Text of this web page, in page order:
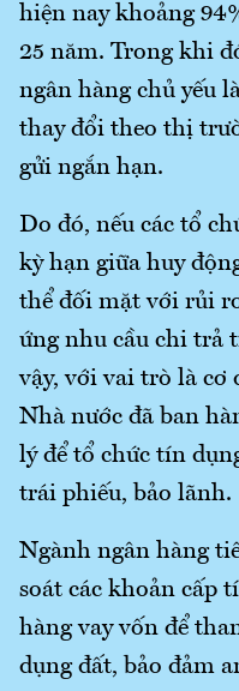
hiện nay khoảng
25 năm. Trong khi
ngân hàng chủ yếu
thay đổi theo thị
gửi ngắn hạn.
Do đó, nếu các tổ
kỳ hạn giữa huy
thể đối mặt với rủi
ứng nhu cầu chi trả
vậy, với vai trò là cơ
Nhà nước đã ban
lý để tổ chức tín
trái phiếu, bảo lãnh.
Ngành ngân hàng
soát các khoản cấp
hàng vay vốn để
dụng đất, bảo đảm